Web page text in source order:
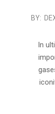
2009-
BY:
In